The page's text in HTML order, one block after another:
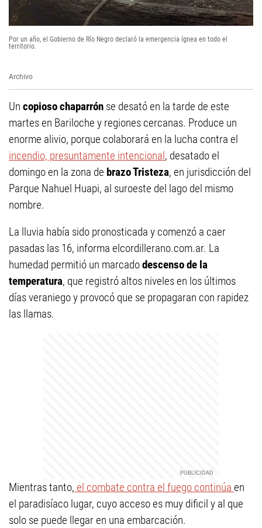
Por un año, el Gobierno de Río Negro declaró la emergencia ígnea en todo el
territorio.
Archivo
Un copioso chaparrón se desató en la tarde de este
martes en Bariloche y regiones cercanas. Produce un
enorme alivio, porque colaborará en la lucha contra el
incendio, presuntamente intencional, desatado el
domingo en la zona de brazo Tristeza, en jurisdicción del
Parque Nahuel Huapi, al suroeste del lago del mismo
nombre.
La lluvia había sido pronosticada y comenzó a caer
pasadas las 16, informa elcordillerano.com.ar. La
humedad permitió un marcadodescenso de la
temperatura, que registró altos niveles en los últimos
días veraniego y provocó que se propagaran con rapidez
las llamas.
Mientras tanto, el combate contra el fuego continúa en
el paradisíaco lugar, cuyo acceso es muy dificil y al que
solo se puede llegar en una embarcación.